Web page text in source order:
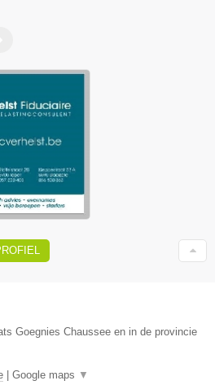
Goegnies Chaussee en in de provincie
| Google maps ▼